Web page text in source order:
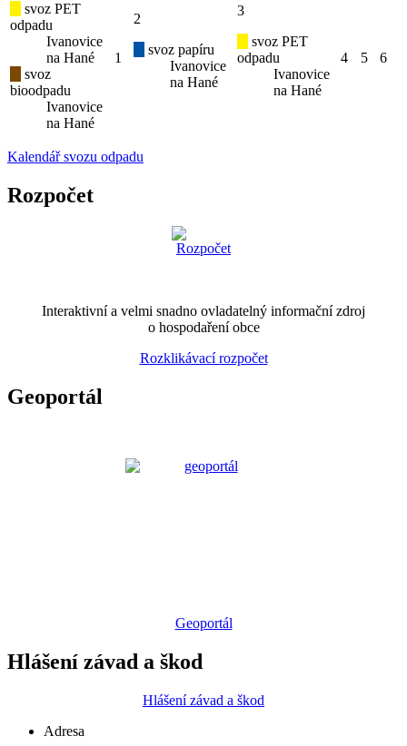
svoz PET
odpadu
Ivanovice
na Hané
svoz
bioodpadu
Ivanovice
na Hané
1
2
svoz papíru
Ivanovice
na Hané
3
svoz PET
odpadu
Ivanovice
na Hané
4 5 6
Kalendář svozu odpadu
Rozpočet
Interaktivní a velmi snadno ovladatelný informační zdroj
o hospodaření obce
Rozklikávací rozpočet
Geoportál
Geoportál
Hlášení závad a škod
Hlášení závad a škod
Adresa